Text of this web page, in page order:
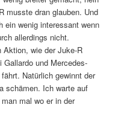
musste dran glauben. Und
wenig interessant wenn
allerdings nicht.
wie der Juke-R
Gallardo und Mercedes-
Natürlich gewinnt der
schämen. Ich warte auf
mal wo er in der